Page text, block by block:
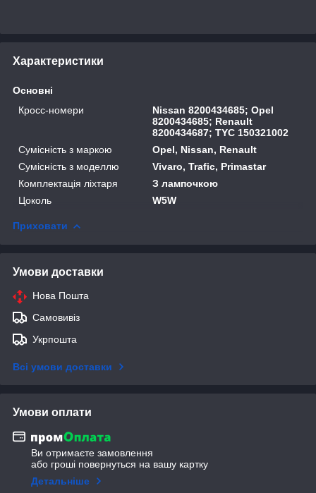
Характеристики
Основні
Кросс-номери
Nissan 8200434685; Opel
8200434685; Renault
8200434687; TYC 150321002
Сумісність з маркою
Opel, Nissan, Renault
Сумісність з моделлю
Vivaro, Trafic, Primastar
Комплектація ліхтаря
З лампочкою
Цоколь
W5W
Приховати
Умови доставки
Нова Пошта
Самовивіз
Укрпошта
Всі умови доставки
Умови оплати
Ви отримаєте замовлення
або гроші повернуться на вашу картку
Детальніше